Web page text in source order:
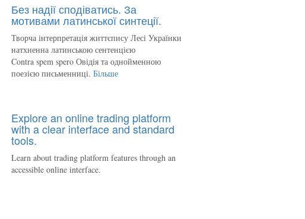
Без надії сподіватись. За
мотивами латинської синтеції.
Творча інтерпретація життєпису Лесі Українки
натхненна латинською сентенцією
Contra spem spero Овідія та однойменною
поезією письменниці. Більше
Explore an online trading platform
with a clear interface and standard
tools.
Learn about trading platform features through an
accessible online interface.